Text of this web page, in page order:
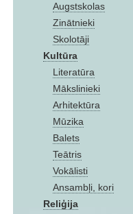
Augstskolas
Zinātnieki
Skolotāji
Kultūra
Literatūra
Mākslinieki
Arhitektūra
Mūzika
Balets
Teātris
Vokālisti
Ansambļi, kori
Reliģija